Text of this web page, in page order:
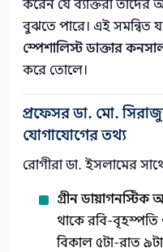
করেন যে ব্যক্তিরা তাদের
বুঝতে পারে। এই সমন্বিত
স্পেশালিস্ট ডাক্তার
করে তোলে।
প্রফেসর ডা. মো.
যোগাযোগের তথ্য
রোগীরা ডা. ইসলামের
গ্রীন ডায়াগনস্টিক
থাকে রবি-বৃহস্পতি
বিকাল ৫টা-রাত